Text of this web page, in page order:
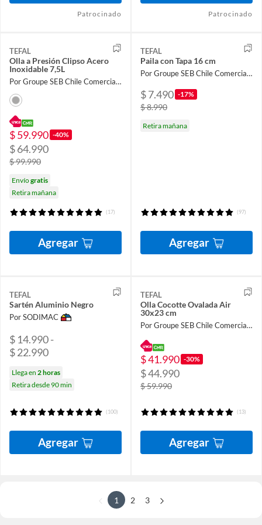
Patrocinado Patrocinado
TEFAL
Olla a Presión Clipso Acero
Inoxidable 7,5L
Por Groupe SEB Chile Comercial Limitada
$ 59.990 -40%
$ 64.990
$ 99.990
Envíogratis
Retira mañana
(17)
Agregar
TEFAL
Paila con Tapa 16 cm
Por Groupe SEB Chile Comercial Limitada
$ 7.490 -17%
$ 8.990
Retira mañana
(97)
Agregar
TEFAL
Sartén Aluminio Negro
Por SODIMAC
$ 14.990 -
$ 22.990
Llega en 2 horas
Retira desde 90 min
(100)
Agregar
TEFAL
Olla Cocotte Ovalada Air
30x23 cm
Por Groupe SEB Chile Comercial Limitada
$ 41.990 -30%
$ 44.990
$ 59.990
(13)
Agregar
1 2 3